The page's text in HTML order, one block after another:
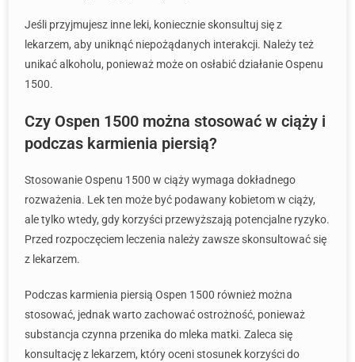
Jeśli przyjmujesz inne leki, koniecznie skonsultuj się z
lekarzem, aby uniknąć niepożądanych interakcji. Należy też
unikać alkoholu, ponieważ może on osłabić działanie Ospenu
1500.
Czy Ospen 1500 można stosować w ciąży i
podczas karmienia piersią?
Stosowanie Ospenu 1500 w ciąży wymaga dokładnego
rozważenia. Lek ten może być podawany kobietom w ciąży,
ale tylko wtedy, gdy korzyści przewyższają potencjalne ryzyko.
Przed rozpoczęciem leczenia należy zawsze skonsultować się
z lekarzem.
Podczas karmienia piersią Ospen 1500 również można
stosować, jednak warto zachować ostrożność, ponieważ
substancja czynna przenika do mleka matki. Zaleca się
konsultację z lekarzem, który oceni stosunek korzyści do